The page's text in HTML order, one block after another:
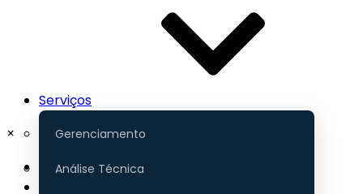
Serviços
Gerenciamento
Análise Técnica
×
Início